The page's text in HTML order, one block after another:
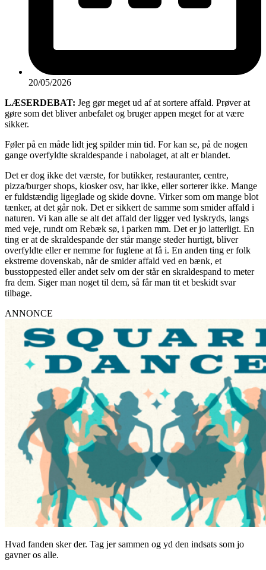
20/05/2026
LÆSERDEBAT: Jeg gør meget ud af at sortere affald. Prøver at
gøre som det bliver anbefalet og bruger appen meget for at være
sikker.
Føler på en måde lidt jeg spilder min tid. For kan se, på de nogen
gange overfyldte skraldespande i nabolaget, at alt er blandet.
Det er dog ikke det værste, for butikker, restauranter, centre,
pizza/burger shops, kiosker osv, har ikke, eller sorterer ikke. Mange
er fuldstændig ligeglade og skide dovne. Virker som om mange blot
tænker, at det går nok. Det er sikkert de samme som smider affald i
naturen. Vi kan alle se alt det affald der ligger ved lyskryds, langs
med veje, rundt om Rebæk sø, i parken mm. Det er jo latterligt. En
ting er at de skraldespande der står mange steder hurtigt, bliver
overfyldte eller er nemme for fuglene at få i. En anden ting er folk
ekstreme dovenskab, når de smider affald ved en bænk, et
busstoppested eller andet selv om der står en skraldespand to meter
fra dem. Siger man noget til dem, så får man tit et beskidt svar
tilbage.
ANNONCE
Hvad fanden sker der. Tag jer sammen og yd den indsats som jo
gavner os alle.